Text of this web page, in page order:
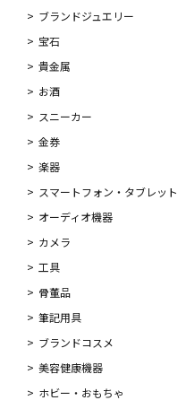
ブランドジュエリー
宝石
貴金属
お酒
スニーカー
金券
楽器
スマートフォン・タブレット
オーディオ機器
カメラ
工具
骨董品
筆記用具
ブランドコスメ
美容健康機器
ホビー・おもちゃ